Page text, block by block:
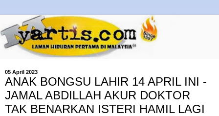
05 April 2023
ANAK BONGSU LAHIR 14 APRIL INI -
JAMAL ABDILLAH AKUR DOKTOR
TAK BENARKAN ISTERI HAMIL LAGI